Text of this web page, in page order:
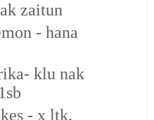
zaitun
- hana
klu nak
- x ltk.